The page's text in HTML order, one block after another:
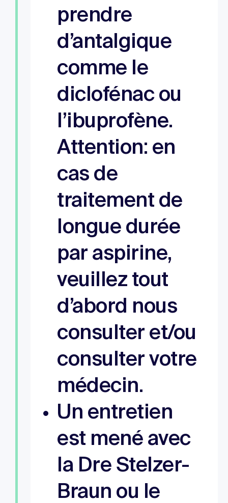
prendre
d’antalgique
comme le
diclofénac ou
l’ibuprofène.
Attention: en
cas de
traitement de
longue durée
par aspirine,
veuillez tout
d’abord nous
consulter et/ou
consulter votre
médecin.
Un entretien
est mené avec
la Dre Stelzer-
Braun ou le